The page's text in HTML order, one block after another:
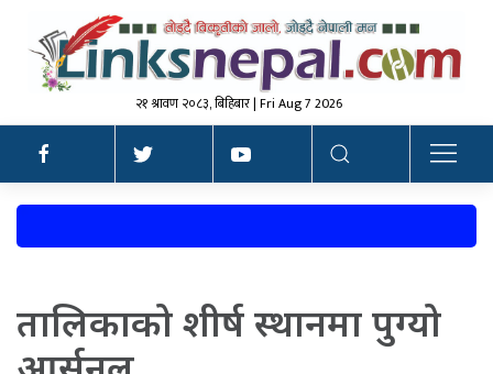
२१ श्रावण २०८३, बिहिबार | Fri Aug 7 2026
तालिकाको शीर्ष स्थानमा पुग्यो